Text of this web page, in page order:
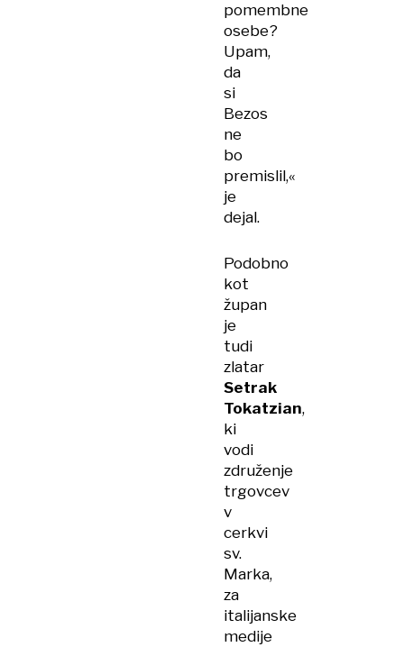
pomembne
osebe?
Upam,
da
si
Bezos
ne
bo
premislil,«
je
dejal.
Podobno
kot
župan
je
tudi
zlatar
Setrak
Tokatzian,
ki
vodi
združenje
trgovcev
v
cerkvi
sv.
Marka,
za
italijanske
medije